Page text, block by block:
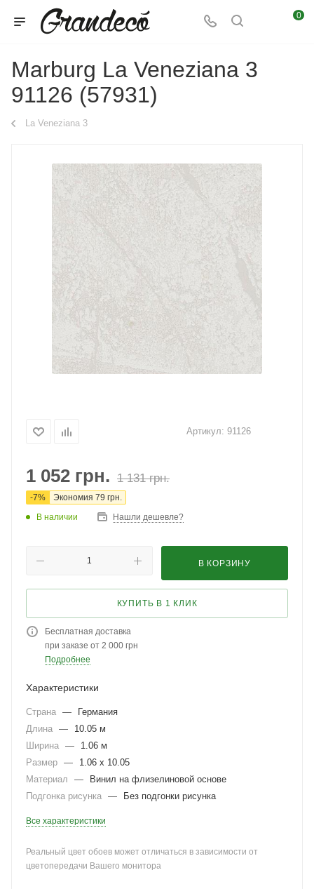
0
Marburg La Veneziana 3
91126 (57931)
La Veneziana 3
Артикул: 91126
1 052 грн. 1 131грн.
-7% Экономия 79 грн.
В наличии
Нашли дешевле?
В КОРЗИНУ
КУПИТЬ В 1 КЛИК
Бесплатная доставка
при заказе от 2 000 грн
Подробнее
Характеристики
Страна —
Германия
Длина —
10.05 м
Ширина —
1.06 м
Размер —
1.06 x 10.05
Материал
—
Винил на флизелиновой основе
Подгонка рисунка — Без подгонки рисунка
Все характеристики
Реальный цвет обоев может отличаться в зависимости от
цветопередачи Вашего монитора